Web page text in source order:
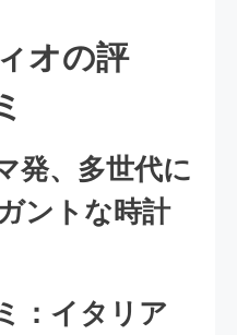
オの評
発、多世代に
ントな時計
：イタリア